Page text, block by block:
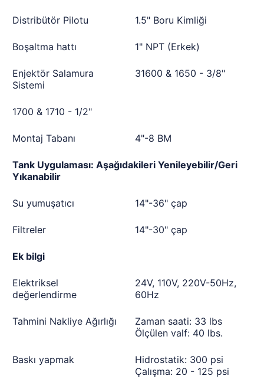
Distribütör Pilotu 1.5" Boru Kimliği
Boşaltma hattı 1" NPT (Erkek)
Enjektör Salamura
Sistemi
31600 & 1650 - 3/8"
1700 & 1710 - 1/2"
Montaj Tabanı 4"-8 BM
Tank Uygulaması: Aşağıdakileri Yenileyebilir/Geri
Yıkanabilir
Su yumuşatıcı 14"-36" çap
Filtreler 14"-30" çap
Ek bilgi
Elektriksel
değerlendirme
24V, 110V, 220V-50Hz,
60Hz
Tahmini Nakliye Ağırlığı
Zaman saati: 33 lbs
Ölçülen valf: 40 lbs.
Baskı yapmak
Hidrostatik: 300 psi
Çalışma: 20 - 125 psi